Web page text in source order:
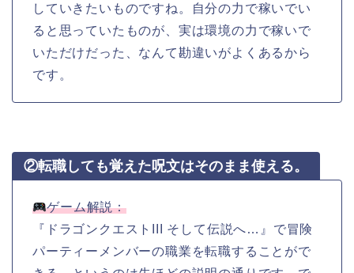
していきたいものですね。自分の力で稼いでい
ると思っていたものが、実は環境の力で稼いで
いただけだった、なんて勘違いがよくあるから
です。
②転職しても覚えた呪文はそのまま使える。
ゲーム解説：
『ドラゴンクエストIII そして伝説へ…』で冒険
パーティーメンバーの職業を転職することがで